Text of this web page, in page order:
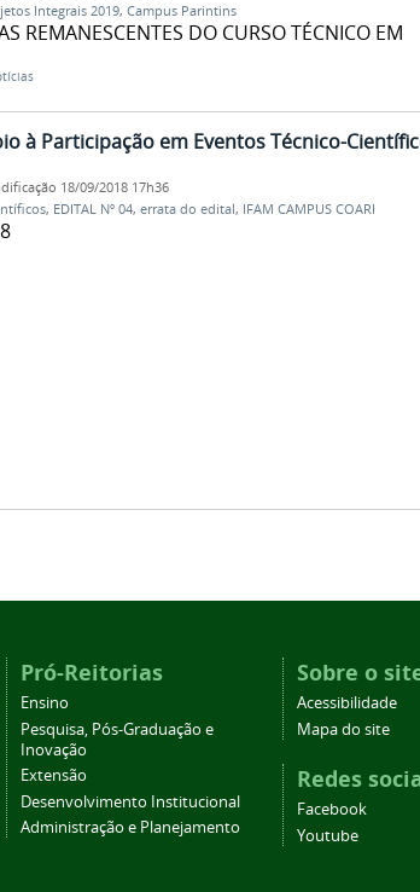
Integrais 2019, Campus Parintins
REMANESCENTES DO CURSO TÉCNICO EM
à Participação em Eventos Técnico-
18/09/2018 17h36
, EDITAL Nº 04, errata do edital, IFAM CAMPUS COARI
Pró-Reitorias
Ensino
Pesquisa, Pós-Graduação e
Inovação
Extensão
Desenvolvimento Institucional
Administração e Planejamento
Sobre o
Acessibilidade
Mapa do site
Redes
Facebook
Youtube